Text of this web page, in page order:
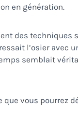
en génération.
des techniques
l’osier avec
semblait
vous pourrez